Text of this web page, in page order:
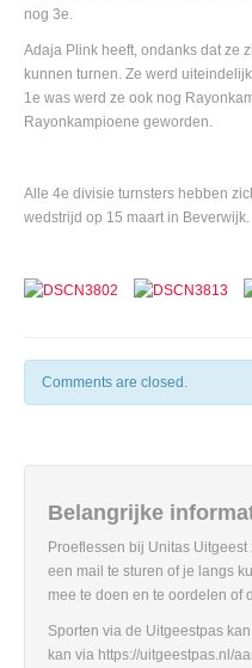
nog 3e.
Adaja Plink heeft, ondanks dat ze
kunnen turnen. Ze werd
1e was werd ze ook nog
Rayonkampioene geworden.
Alle 4e divisie turnsters hebben
wedstrijd op 15 maart in Beverwijk.
Comments are closed.
Belangrijke
Proeflessen bij Unitas
een mail te sturen of je langs
mee te doen en te oordelen of
Sporten via de Uitgeestpas
kan via https://uitgeestpas.nl/